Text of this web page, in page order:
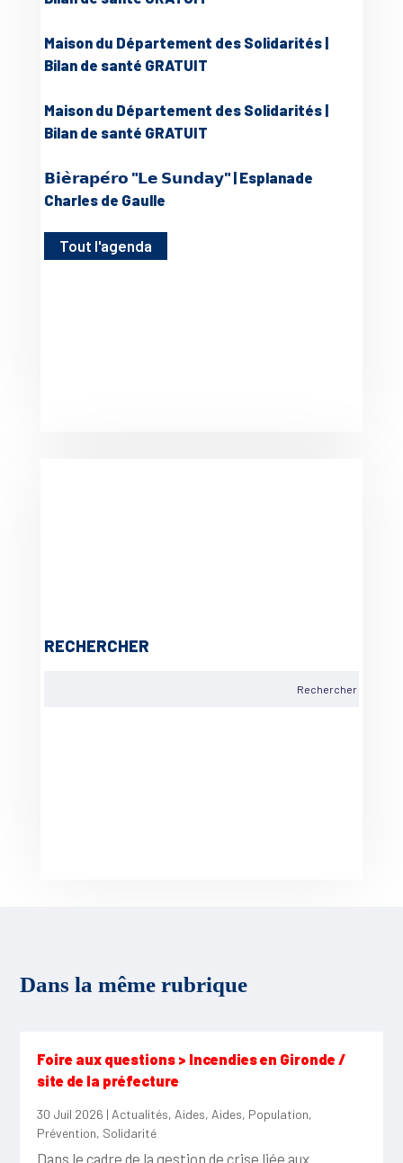
Maison du Département des Solidarités |
Bilan de santé GRATUIT
Maison du Département des Solidarités |
Bilan de santé GRATUIT
𝗕𝗶𝗲̀𝗿𝗮𝗽𝗲́𝗿𝗼 "𝗟𝗲 𝗦𝘂𝗻𝗱𝗮𝘆" | Esplanade
Charles de Gaulle
Tout l'agenda
RECHERCHER
Dans la même rubrique
Foire aux questions > Incendies en Gironde /
site de la préfecture
30 Juil 2026 | Actualités, Aides, Aides, Population,
Prévention, Solidarité
Dans le cadre de la gestion de crise liée aux